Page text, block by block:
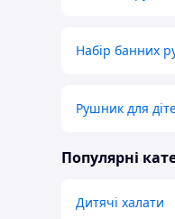
Набір банних
Рушник для
Популярні
Дитячі халати